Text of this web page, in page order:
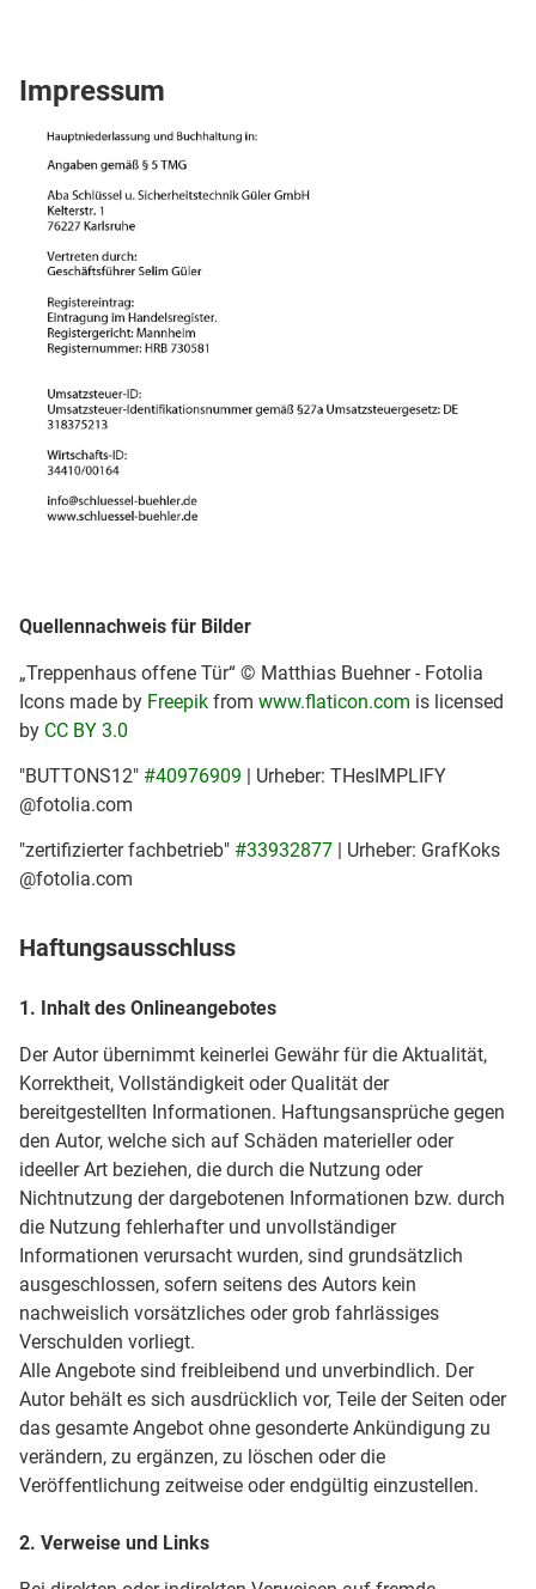
Impressum
Quellennachweis für Bilder
„Treppenhaus offene Tür“ © Matthias Buehner - Fotolia
Icons made by Freepik from www.flaticon.com is licensed
by CC BY 3.0
"BUTTONS12" #40976909 | Urheber: THesIMPLIFY
@fotolia.com
"zertifizierter fachbetrieb" #33932877 | Urheber: GrafKoks
@fotolia.com
Haftungsausschluss
1. Inhalt des Onlineangebotes
Der Autor übernimmt keinerlei Gewähr für die Aktualität,
Korrektheit, Vollständigkeit oder Qualität der
bereitgestellten Informationen. Haftungsansprüche gegen
den Autor, welche sich auf Schäden materieller oder
ideeller Art beziehen, die durch die Nutzung oder
Nichtnutzung der dargebotenen Informationen bzw. durch
die Nutzung fehlerhafter und unvollständiger
Informationen verursacht wurden, sind grundsätzlich
ausgeschlossen, sofern seitens des Autors kein
nachweislich vorsätzliches oder grob fahrlässiges
Verschulden vorliegt.
Alle Angebote sind freibleibend und unverbindlich. Der
Autor behält es sich ausdrücklich vor, Teile der Seiten oder
das gesamte Angebot ohne gesonderte Ankündigung zu
verändern, zu ergänzen, zu löschen oder die
Veröffentlichung zeitweise oder endgültig einzustellen.
2. Verweise und Links